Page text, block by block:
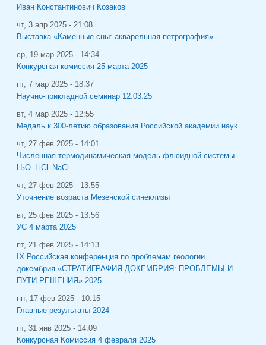
Иван Константинович Козаков
чт, 3 апр 2025 - 21:08
Выставка «Каменные сны: акварельная петрография»
ср, 19 мар 2025 - 14:34
Конкурсная комиссия 25 марта 2025
пт, 7 мар 2025 - 18:37
Научно-прикладной семинар 12.03.25
вт, 4 мар 2025 - 12:55
Медаль к 300-летию образования Российской академии наук
чт, 27 фев 2025 - 14:01
Численная термодинамическая модель флюидной системы
H2O–LiCl–NaCl
чт, 27 фев 2025 - 13:55
Уточнение возраста Мезенской синеклизы
вт, 25 фев 2025 - 13:56
УС 4 марта 2025
пт, 21 фев 2025 - 14:13
IХ Российская конференция по проблемам геологии
докембрия «СТРАТИГРАФИЯ ДОКЕМБРИЯ: ПРОБЛЕМЫ И
ПУТИ РЕШЕНИЯ» 2025
пн, 17 фев 2025 - 10:15
Главные результаты 2024
пт, 31 янв 2025 - 14:09
Конкурсная Комиссия 4 февраля 2025